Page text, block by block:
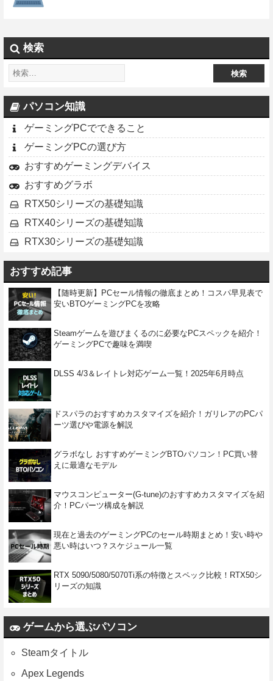
検索
パソコン知識
ゲーミングPCでできること
ゲーミングPCの選び方
おすすめゲーミングデバイス
おすすめグラボ
RTX50シリーズの基礎知識
RTX40シリーズの基礎知識
RTX30シリーズの基礎知識
おすすめ記事
【随時更新】PCセール情報の徹底まとめ！コスパ早見表で
安いBTOゲーミングPCを攻略
Steamゲームを遊びまくるのに必要なPCスペックを紹介！
ゲーミングPCで趣味を満喫
DLSS 4/3＆レイトレ対応ゲーム一覧！2025年6月時点
ドスパラのおすすめカスタマイズを紹介！ガリレアのPCパ
ーツ選びや電源を解説
グラボなし おすすめゲーミングBTOパソコン！PC買い替
えに最適なモデル
マウスコンピューター(G-tune)のおすすめカスタマイズを紹
介！PCパーツ構成を解説
現在と過去のゲーミングPCのセール時期まとめ！安い時や
悪い時はいつ？スケジュール一覧
RTX 5090/5080/5070Ti系の特徴とスペック比較！RTX50シ
リーズの知識
ゲームから選ぶパソコン
Steamタイトル
Apex Legends